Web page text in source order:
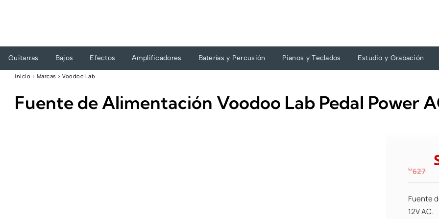
Guitarras Bajos Efectos Amplificadores Baterías y Percusión Pianos y Teclados Estudio y Grabación
Inicio › Marcas › Voodoo Lab
Fuente de Alimentación Voodoo Lab Pedal Power
S/627
Fuente
12V AC.